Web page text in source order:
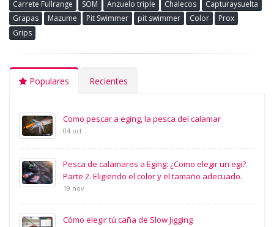
Carrete Fullrange
SOM Anzuelo triple Chalecos
Capturaysuelta
Grapas
Mazume Pit Swimmer pit swimmer Color
Prox
Grips
Populares Recientes
Como pescar a eging, la pesca del calamar
04 oct
Pesca de calamares a Eging: ¿Como elegir un egi?.
Parte 2. Eligiendo el color y el tamaño adecuado.
19 nov
Cómo elegir tú caña de Slow Jigging